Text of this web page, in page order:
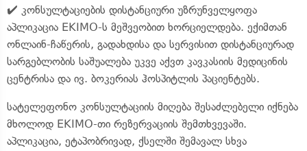
✔️ კონსულტაციების დისტანციური უზრუნველყოფა
აპლიკაცია EKIMO-ს მეშვეობით ხორციელდება. ექიმთან
ონლაინ-ჩაწერის, გადახდისა და სერვისით დისტანციურად
სარგებლობის საშუალება უკვე აქვთ კავკასიის მედიცინის
ცენტრისა და ივ. ბოკერიას ჰოსპიტლის პაციენტებს.
სატელეფონო კონსულტაციის მიღება შესაძლებელი იქნება
მხოლოდ EKIMO-თი რეზერვაციის შემთხვევაში.
აპლიკაცია, ეტაპობრივად, ქსელში შემავალ სხვა